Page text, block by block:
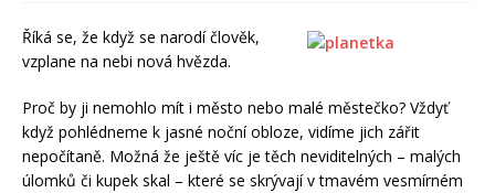
Říká se, že když se narodí člověk,
vzplane na nebi nová hvězda.
Proč by ji nemohlo mít i město nebo malé městečko? Vždyť
když pohlédneme k jasné noční obloze, vidíme jich zářit
nepočítaně. Možná že ještě víc je těch neviditelných – malých
úlomků či kupek skal – které se skrývají v tmavém vesmírném